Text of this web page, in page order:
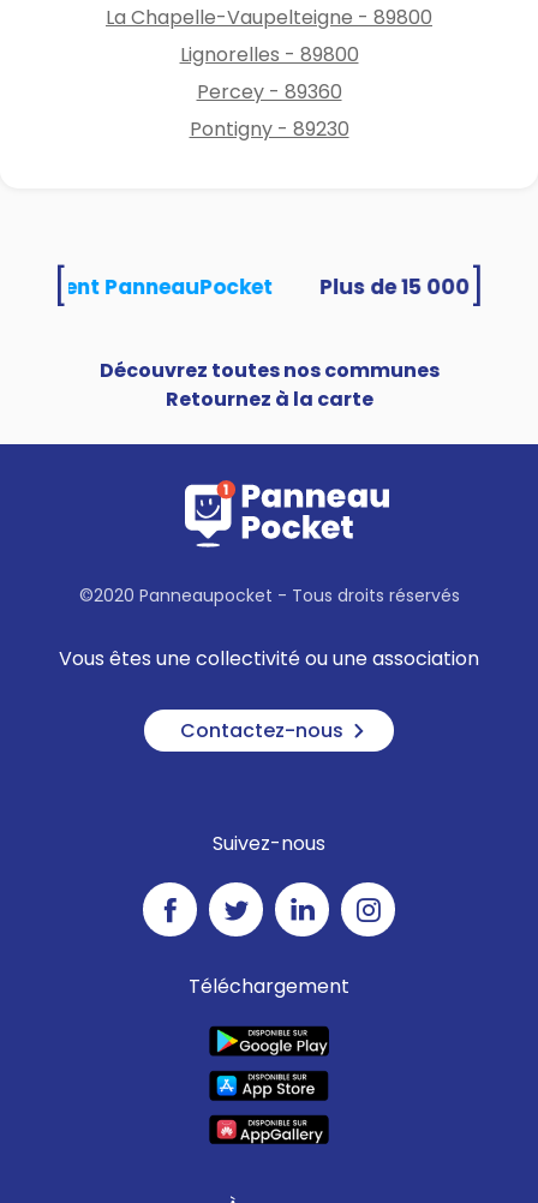
La Chapelle-Vaupelteigne - 89800
Lignorelles - 89800
Percey - 89360
Pontigny - 89230
PanneauPocket
Découvrez toutes nos communes
Retournez à la carte
©2020 Panneaupocket - Tous droits réservés
Vous êtes une collectivité ou une association
Contactez-nous
Suivez-nous
Téléchargement